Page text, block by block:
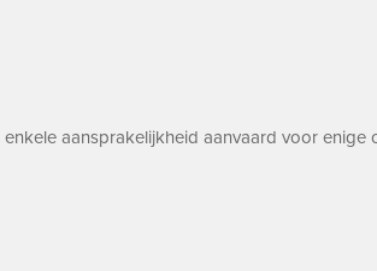
aansprakelijkheid aanvaard voor enige